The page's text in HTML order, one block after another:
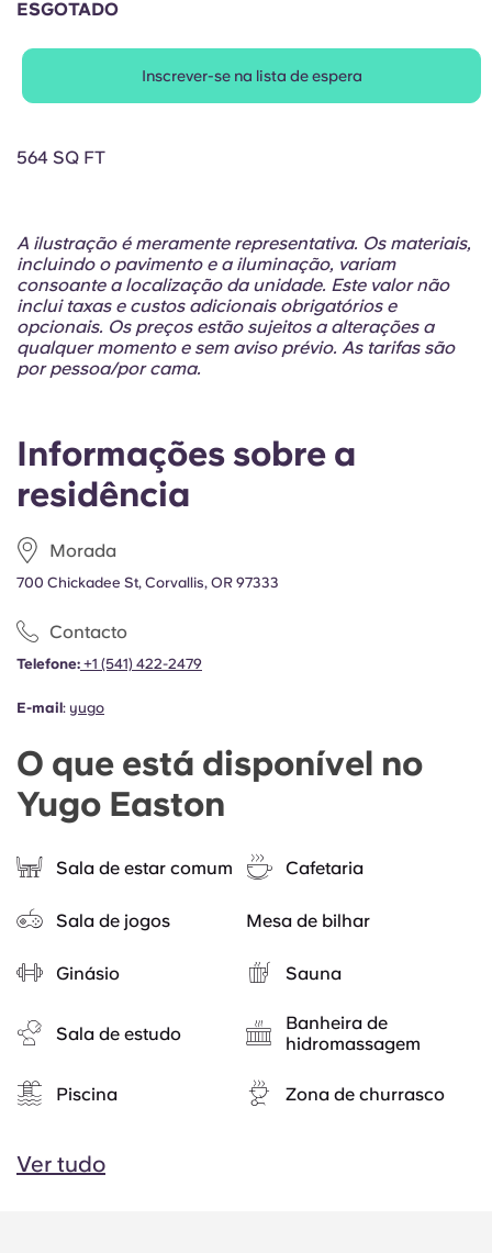
Portuguese
Informações sobre a
residência
Morada
700 Chickadee St, Corvallis, OR 97333
Contacto
Telefone: +1 (541) 422-2479
E-mail: yugo
O que está disponível no
Yugo Easton
Sala de estar comum Cafetaria
Sala de jogos Mesa de bilhar
Ginásio Sauna
Sala de estudo
Banheira de
hidromassagem
Piscina Zona de churrasco
Ver tudo
ESGOTADO
Inscrever-se na lista de espera
564 SQ FT
A ilustração é meramente representativa. Os materiais,
incluindo o pavimento e a iluminação, variam
consoante a localização da unidade. Este valor não
inclui taxas e custos adicionais obrigatórios e
opcionais. Os preços estão sujeitos a alterações a
qualquer momento e sem aviso prévio. As tarifas são
por pessoa/por cama.